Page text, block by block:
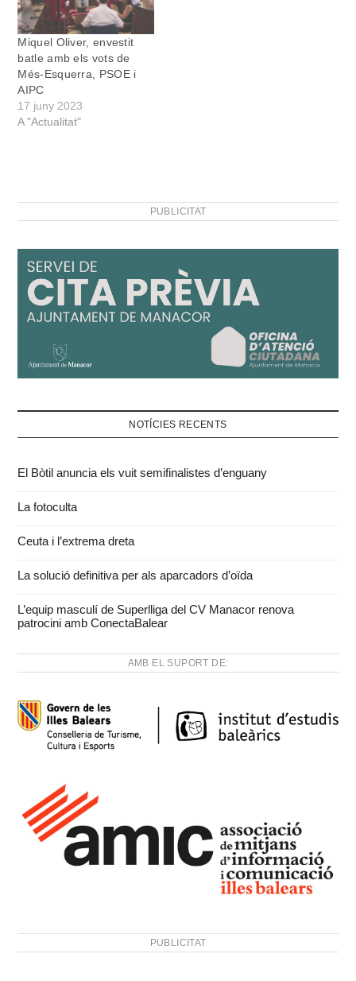
Miquel Oliver, envestit
batle amb els vots de
Més-Esquerra, PSOE i
AIPC
17 juny 2023
A "Actualitat"
PUBLICITAT
NOTÍCIES RECENTS
El Bòtil anuncia els vuit semifinalistes d’enguany
La fotoculta
Ceuta i l’extrema dreta
La solució definitiva per als aparcadors d’oïda
L’equip masculí de Superlliga del CV Manacor renova
patrocini amb ConectaBalear
AMB EL SUPORT DE:
PUBLICITAT